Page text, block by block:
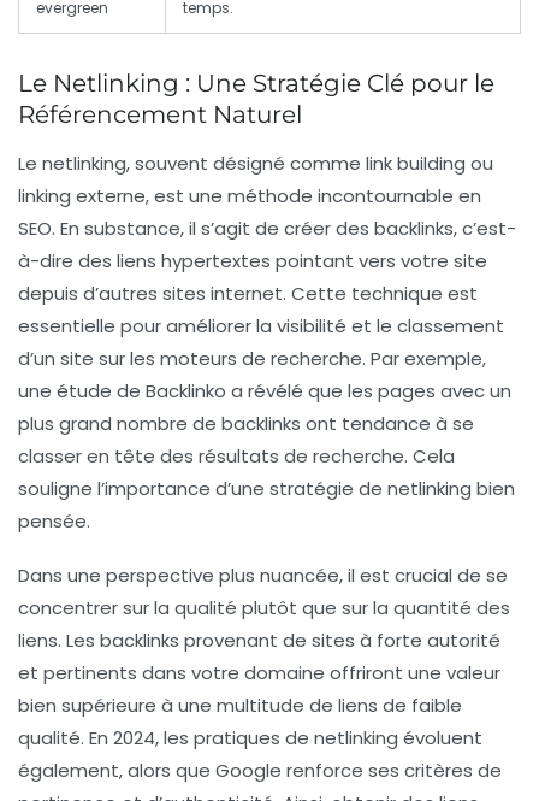
evergreen
temps.
Le Netlinking : Une Stratégie Clé pour le
Référencement Naturel
Le netlinking, souvent désigné comme link building ou
linking externe, est une méthode incontournable en
SEO. En substance, il s’agit de créer des backlinks, c’est-
à-dire des liens hypertextes pointant vers votre site
depuis d’autres sites internet. Cette technique est
essentielle pour améliorer la visibilité et le classement
d’un site sur les moteurs de recherche. Par exemple,
une étude de Backlinko a révélé que les pages avec un
plus grand nombre de backlinks ont tendance à se
classer en tête des résultats de recherche. Cela
souligne l’importance d’une stratégie de netlinking bien
pensée.
Dans une perspective plus nuancée, il est crucial de se
concentrer sur la qualité plutôt que sur la quantité des
liens. Les backlinks provenant de sites à forte autorité
et pertinents dans votre domaine offriront une valeur
bien supérieure à une multitude de liens de faible
qualité. En 2024, les pratiques de netlinking évoluent
également, alors que Google renforce ses critères de